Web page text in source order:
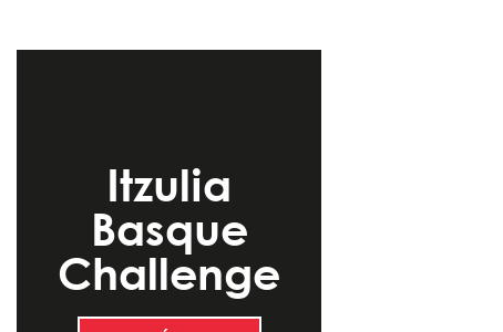
Itzulia
Basque
Challenge